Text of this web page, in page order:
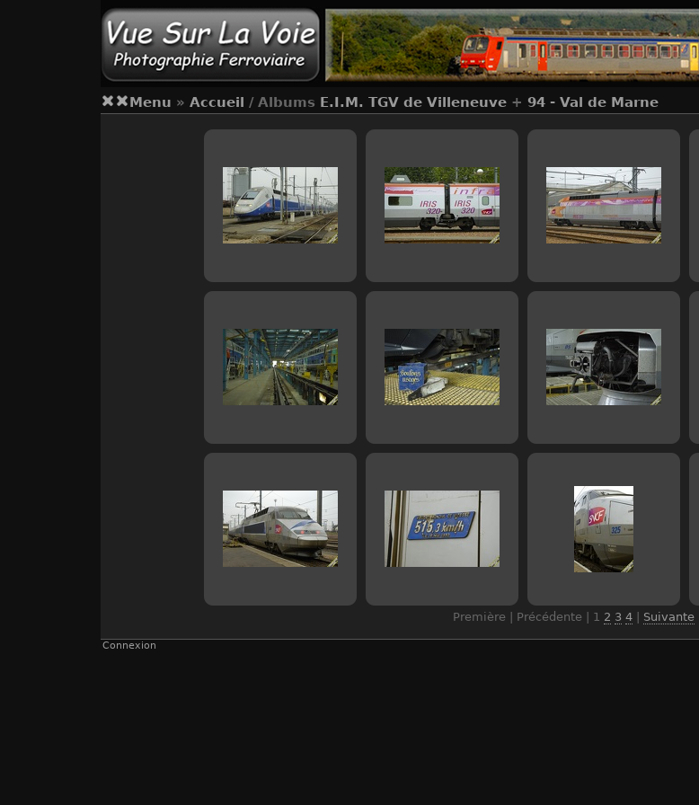
Menu » Accueil / Albums E.I.M. TGV de Villeneuve + 94 - Val de Marne
Première | Précédente | 1 2 3 4| Suivante|
Connexion